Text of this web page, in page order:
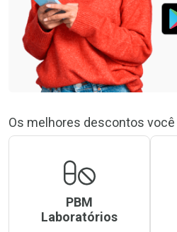
Os melhores descontos
PBM
Laboratórios